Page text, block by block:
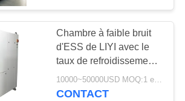
d'essai
64
Chambre à faible bruit
d'ESS de LIYI avec le
taux de refroidissement
rapide de dispositif
d'éclairage de port de
10000~50000USD MOQ:1 ensemble
CONTACT